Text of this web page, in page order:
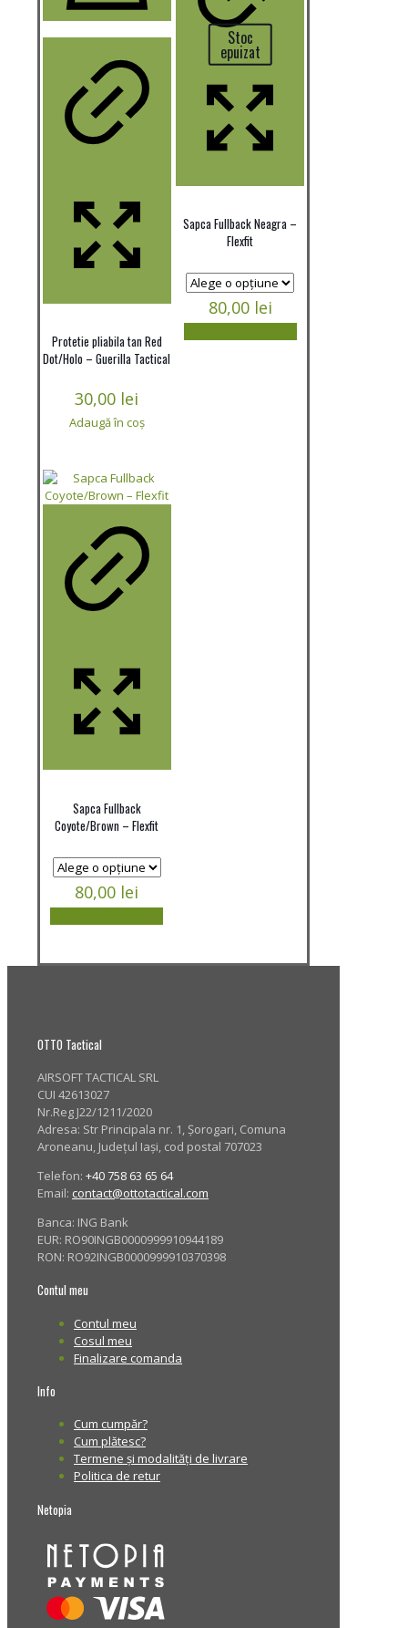
Protetie pliabila tan Red
Dot/Holo – Guerilla Tactical
30,00 lei
Adaugă în coș
Stoc
epuizat
Sapca Fullback Neagra –
Flexfit
80,00 lei
Acest
Sapca Fullback
Coyote/Brown – Flexfit
80,00 lei
Acest
pot
alese
în
pagina
produsului.
OTTO Tactical
AIRSOFT TACTICAL SRL
CUI 42613027
Nr.Reg J22/1211/2020
Adresa: Str Principala nr. 1, Șorogari, Comuna
Aroneanu, Județul Iași, cod postal 707023
Telefon: +40 758 63 65 64
Email: contact@ottotactical.com
Banca: ING Bank
EUR: RO90INGB0000999910944189
RON: RO92INGB0000999910370398
Contul meu
Contul meu
Cosul meu
Finalizare comanda
Info
Cum cumpăr?
Cum plătesc?
Termene și modalități de livrare
Politica de retur
Netopia